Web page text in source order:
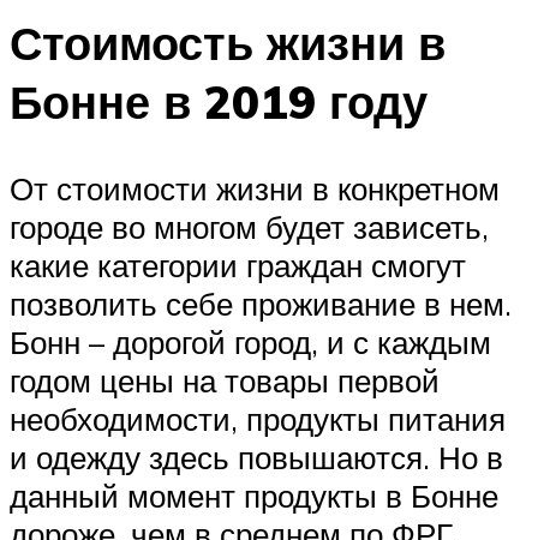
Стоимость жизни в
Бонне в 2019 году
От стоимости жизни в конкретном
городе во многом будет зависеть,
какие категории граждан смогут
позволить себе проживание в нем.
Бонн – дорогой город, и с каждым
годом цены на товары первой
необходимости, продукты питания
и одежду здесь повышаются. Но в
данный момент продукты в Бонне